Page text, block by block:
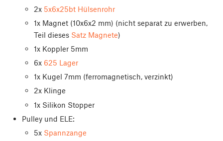
2x 5x6x25bt Hülsenrohr
1x Magnet (10x6x2 mm) (nicht separat zu erwerben,
Teil dieses Satz Magnete)
1x Koppler 5mm
6x 625 Lager
1x Kugel 7mm (ferromagnetisch, verzinkt)
2x Klinge
1x Silikon Stopper
Pulley und ELE:
5x Spannzange